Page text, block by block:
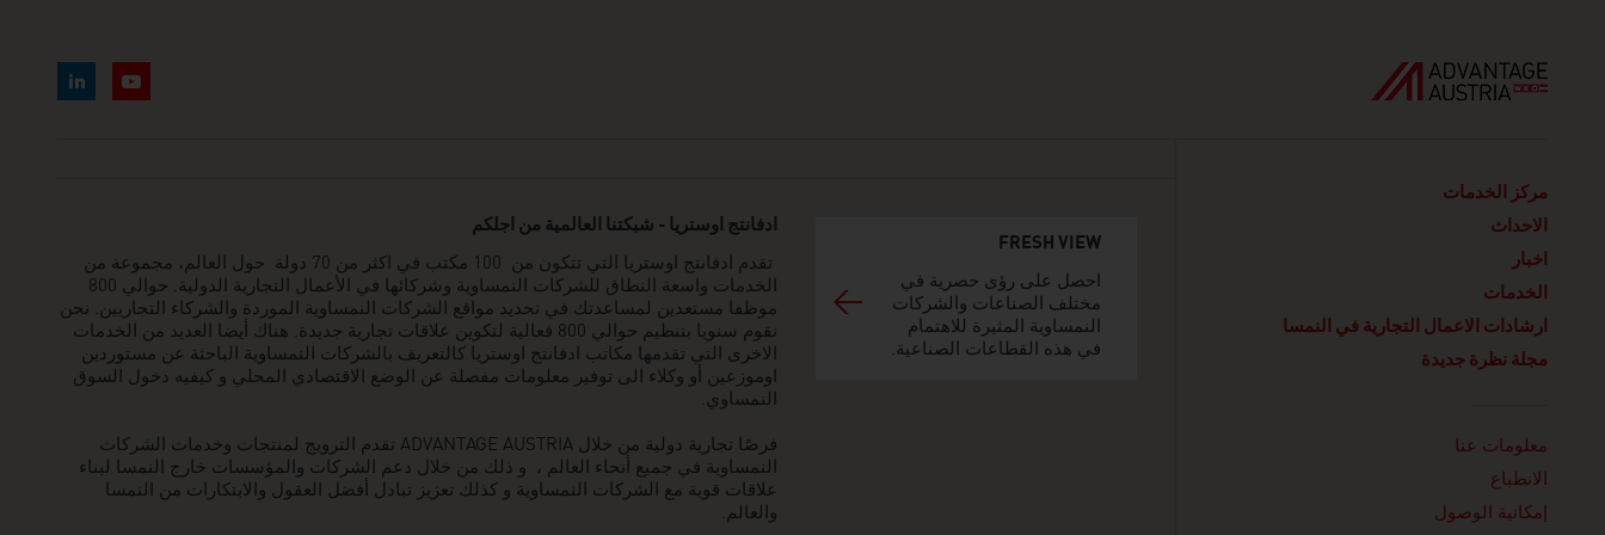
مركز الخدمات
الاحداث
اخبار
الخدمات
ارشادات الاعمال التجارية في النمسا
مجلة نظرة جديدة
معلومات عنا
الانطباع
إمكانية الوصول
FRESH VIEW
احصل على رؤى حصرية في
مختلف الصناعات والشركات
النمساوية المثيرة للاهتمام
في هذه القطاعات الصناعية.
ادفانتج اوستريا - شبكتنا العالمية من اجلكم
تقدم ادفانتج اوستريا التي تتكون من 100 مكتب في اكثر من 70 دولة حول العالم، مجموعة من
الخدمات واسعة النطاق للشركات النمساوية وشركائها في الأعمال التجارية الدولية. حوالي 800
موظفا مستعدين لمساعدتك في تحديد مواقع الشركات النمساوية الموردة والشركاء التجاريين. نحن
نقوم سنويا بتنظيم حوالي 800 فعالية لتكوين علاقات تجارية جديدة. هناك أيضا العديد من الخدمات
الاخرى التي تقدمها مكاتب ادفانتج اوستريا كالتعريف بالشركات النمساوية الباحثة عن مستوردين
اوموزعين أو وكلاء الى توفير معلومات مفصلة عن الوضع الاقتصادي المحلي و كيفيه دخول السوق
النمساوي.
فرصًا تجارية دولية من خلال ADVANTAGE AUSTRIA تقدم الترويج لمنتجات وخدمات الشركات
النمساوية في جميع أنحاء العالم ، و ذلك من خلال دعم الشركات والمؤسسات خارج النمسا لبناء
علاقات قوية مع الشركات النمساوية و كذلك تعزيز تبادل أفضل العقول والابتكارات من النمسا
والعالم.